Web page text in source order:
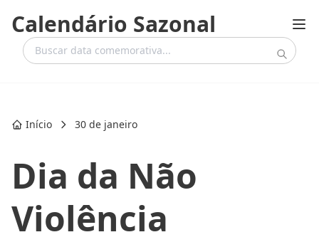
Calendário Sazonal
Início 30 de janeiro
Dia da Não
Violência